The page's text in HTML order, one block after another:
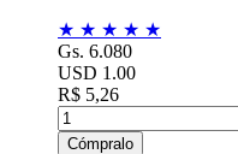
★ ★ ★ ★ ★
Gs. 6.080
USD 1.00
R$ 5,26
Cómpralo